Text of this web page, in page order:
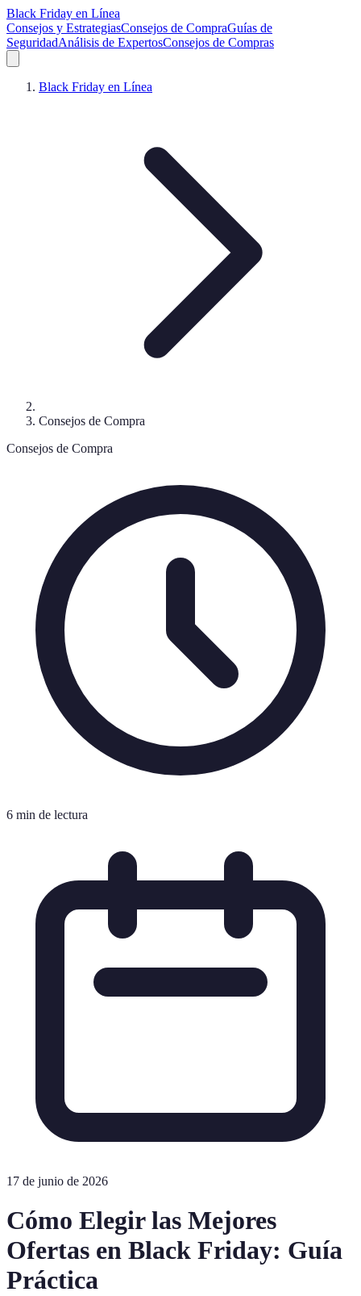
Black Friday en Línea
Consejos y EstrategiasConsejos de CompraGuías de
SeguridadAnálisis de ExpertosConsejos de Compras
Black Friday en Línea
Consejos de Compra
Consejos de Compra
6 min de lectura
17 de junio de 2026
Cómo Elegir las Mejores
Ofertas en Black Friday: Guía
Práctica